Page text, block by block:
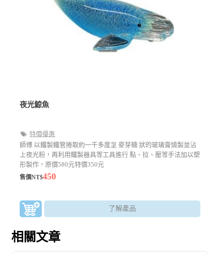
夜光鯨魚
特價優惠
師傅 以鐵製鐵管捲取約一千多度呈 麥芽糖 狀的玻璃膏燒製並沾
上夜光粉，再利用鐵製器具等工具進行 點、拉、壓等手法加以塑
形製作，原價580元特價350元
售價NT$450
了解產品
相關文章